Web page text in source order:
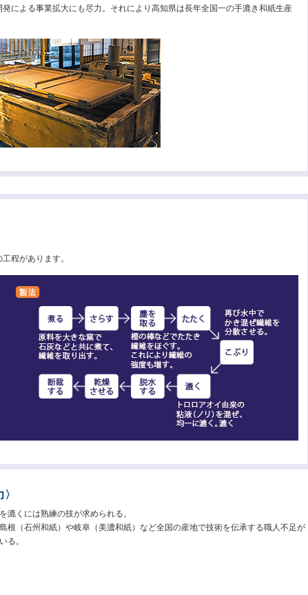
による事業拡大にも尽力。それにより高知県は長年全国一の手漉き和紙生産
程があります。
漉くには熟練の技が求められる。
根（石州和紙）や岐阜（美濃和紙）など全国の産地で技術を伝承する職人不足が
る。